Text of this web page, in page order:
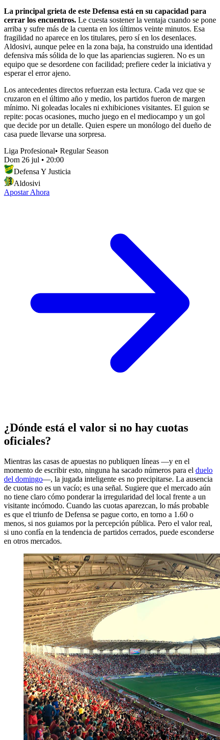
La principal grieta de este Defensa está en su capacidad para
cerrar los encuentros. Le cuesta sostener la ventaja cuando se pone
arriba y sufre más de la cuenta en los últimos veinte minutos. Esa
fragilidad no aparece en los titulares, pero sí en los desenlaces.
Aldosivi, aunque pelee en la zona baja, ha construido una identidad
defensiva más sólida de lo que las apariencias sugieren. No es un
equipo que se desordene con facilidad; prefiere ceder la iniciativa y
esperar el error ajeno.
Los antecedentes directos refuerzan esta lectura. Cada vez que se
cruzaron en el último año y medio, los partidos fueron de margen
mínimo. Ni goleadas locales ni exhibiciones visitantes. El guion se
repite: pocas ocasiones, mucho juego en el mediocampo y un gol
que decide por un detalle. Quien espere un monólogo del dueño de
casa puede llevarse una sorpresa.
Liga Profesional• Regular Season
Dom 26 jul • 20:00
Defensa Y Justicia
Aldosivi
Apostar Ahora
¿Dónde está el valor si no hay cuotas
oficiales?
Mientras las casas de apuestas no publiquen líneas —y en el
momento de escribir esto, ninguna ha sacado números para el duelo
del domingo—, la jugada inteligente es no precipitarse. La ausencia
de cuotas no es un vacío; es una señal. Sugiere que el mercado aún
no tiene claro cómo ponderar la irregularidad del local frente a un
visitante incómodo. Cuando las cuotas aparezcan, lo más probable
es que el triunfo de Defensa se pague corto, en torno a 1.60 o
menos, si nos guiamos por la percepción pública. Pero el valor real,
si uno confía en la tendencia de partidos cerrados, puede esconderse
en otros mercados.